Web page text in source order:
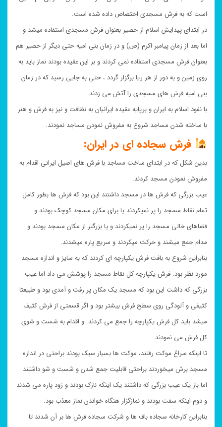
است که به فرش مسجدی اختصاص داده شده است.
در ابتدای پیدایش اسلام از حصیر بعنوان فرش مسجدی استفاده میشد و
اما بعد از زمان پیامبر اکرم (ص) و در زمان بنی امیه حتی دیگر از حصیر هم
بعنوان فرش مسجدی استفاده نمی کردند و بر این عقیده بودند نماز باید به
روی زمین و به دور از هر ریا برگزار گردد ، حتی به جایی رسید که در زمان
بنی امیه فرش های مسجدی را آتش می زدند.
با نفوذ اسلام به ایران و برپایه عقیده ایرانیان به نظافت و نیز به فرش و هنر
با ساخته شدن مساجد شروع به مفروش نمودن مساجد نمودند.
فرش سجاده ای در ایران:
بدین شکل که در ابتدای ساخت مساجد با فرش های اصیل ایرانی اقدام به
مفروش نمودن مسجد کردند.
عیب بزرگی که فرش ها در مسجد داشتند این بود که فرش ها بطور کامل
تمام نقاط مسجد را پر نمیکردند یا برای مکان مسجد کوچک بودند و
فضاهای خالی مسجد را پر نمیکردند و یا بزرگتر از مکان مسجد بودند و
مدام جمع میشند و حرکت میکردند و سریع پاره میشدند.
بنابراین شروع به بافت فرش یکپارچه ای کردند که به سایز و اندازه مسجد
مورد نظر بود. فرش یکپارچه کل نقاط مسجد را پوشش می داد اما عیب
بزرگی که داشت این بود که مسجد یک مکان پر رفت و آمدی بود و طبیعتا
کثیفی و آلودگی روی سطح فرش بیشتر بود و اگر قسمتی از فرش کثیف
میشد باید کل فرش یکپارچه را جمع می کردند. و اقدام به شست و شوی
کل فرش می نمودند.
تا اینکه سراغ موکت رفتند، موکت ها بسیار سبک بودند براحتی در اندازه
مسجد برش میخوردند براحتی قابلیت جمع شدن و شست و شو داشتند
اما باز یک عیب بزرگی که داشتند یک اینکه نازک بودند و زود پاره می شدند
و دوم اینکه سفت بودند و نمازگزار هنگاه خواندن نماز معذب بود.
بنابراین کارخانه سجاده باف ها و شرکت سجاده فرش ها بر آن شدند تا